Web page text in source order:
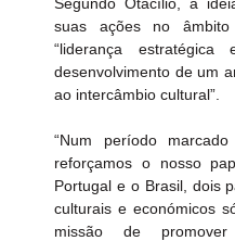
suas ações no
“liderança
desenvolvimento de um
ao intercâmbio cultural”.
“Num período
reforçamos o nosso
Portugal e o Brasil, dois
culturais e económicos
missão de